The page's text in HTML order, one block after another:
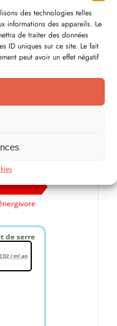
des technologies telles
informations des appareils. Le
de traiter des données
ID uniques sur ce site. Le fait
peut avoir un effet négatif
énergétique
de serre
/ m².an